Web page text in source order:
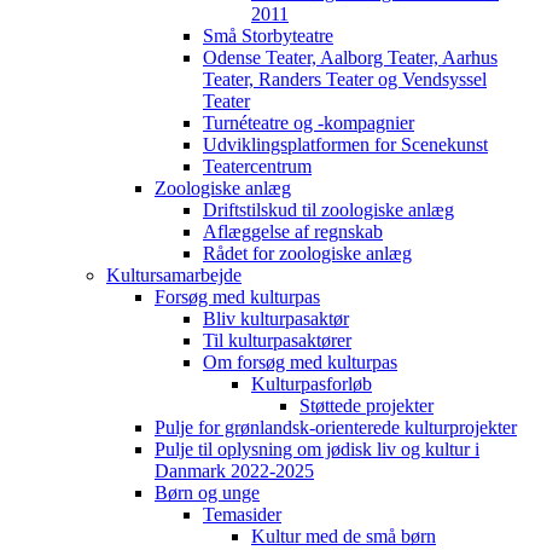
2011
Små Storbyteatre
Odense Teater, Aalborg Teater, Aarhus
Teater, Randers Teater og Vendsyssel
Teater
Turnéteatre og -kompagnier
Udviklingsplatformen for Scenekunst
Teatercentrum
Zoologiske anlæg
Driftstilskud til zoologiske anlæg
Aflæggelse af regnskab
Rådet for zoologiske anlæg
Kultursamarbejde
Forsøg med kulturpas
Bliv kulturpasaktør
Til kulturpasaktører
Om forsøg med kulturpas
Kulturpasforløb
Støttede projekter
Pulje for grønlandsk-orienterede kulturprojekter
Pulje til oplysning om jødisk liv og kultur i
Danmark 2022-2025
Børn og unge
Temasider
Kultur med de små børn